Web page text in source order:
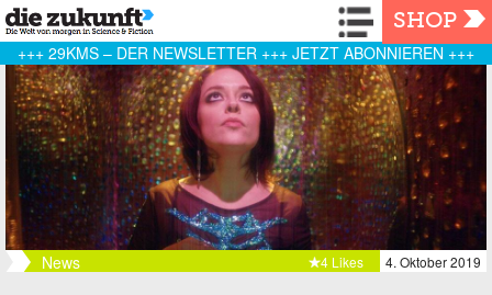
Navigation
SHOP
+++ 29KMS – DER NEWSLETTER +++ JETZT ABONNIEREN +++
News 4. Oktober 2019
4 Likes